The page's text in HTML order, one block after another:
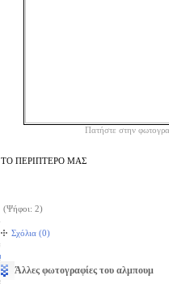
Πατήστε στην
ΤΟ ΠΕΡΙΠΤΕΡΟ ΜΑΣ
(Ψήφοι: 2)
Σχόλια (0)
Άλλες φωτογραφίες του αλμπουμ